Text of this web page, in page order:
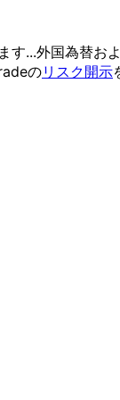
す...外国為替お
のリスク開示